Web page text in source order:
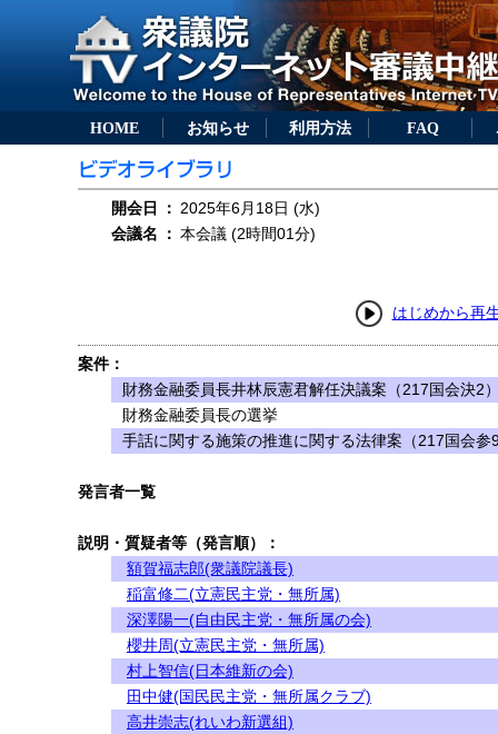
HOME お知らせ 利用方法 FAQ
開会日 ： 2025年6月18日 (水)
会議名
： 本会議 (2時間01分)
はじめから再
案件：
財務金融委員長井林辰憲君解任決議案（217国会決2
財務金融委員長の選挙
手話に関する施策の推進に関する法律案（217国会参
発言者一覧
説明・質疑者等（発言順）：
額賀福志郎(衆議院議長)
稲富修二(立憲民主党・無所属)
深澤陽一(自由民主党・無所属の会)
櫻井周(立憲民主党・無所属)
村上智信(日本維新の会)
田中健(国民民主党・無所属クラブ)
高井崇志(れいわ新選組)